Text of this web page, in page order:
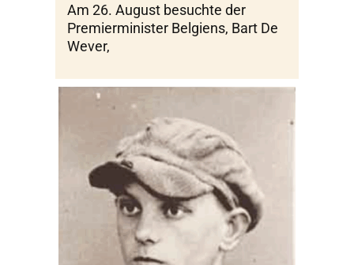
Am 26. August besuchte der
Premierminister Belgiens, Bart De
Wever,